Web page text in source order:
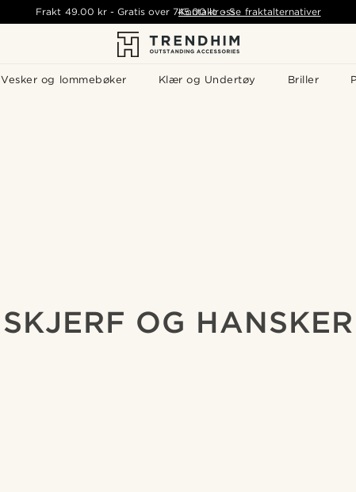
Vesker og lommebøker Klær og Undertøy Briller
Frakt 49.00 kr- Gratis over 745.00 kr - Se fraktalternativer
Kontakt oss
SKJERF OG HANSKER